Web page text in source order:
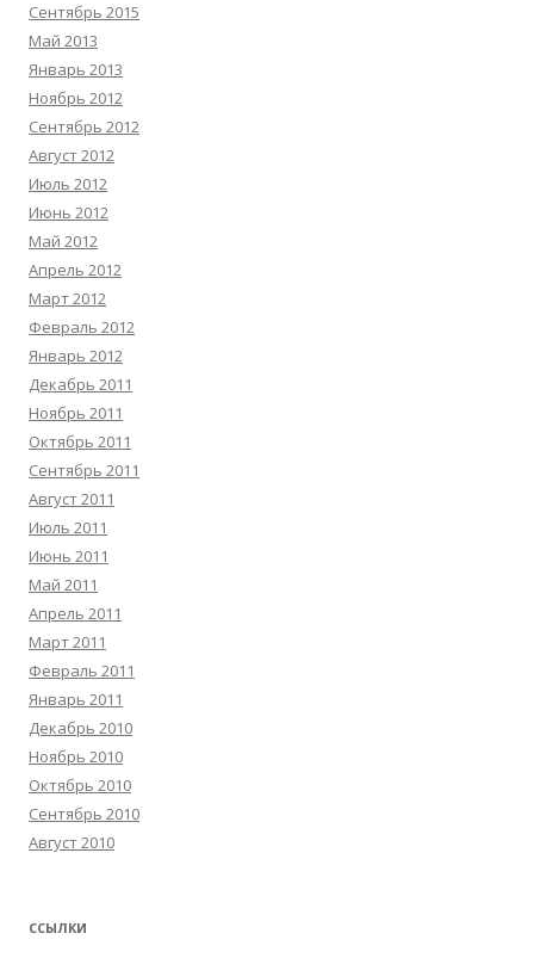
Сентябрь 2015
Май 2013
Январь 2013
Ноябрь 2012
Сентябрь 2012
Август 2012
Июль 2012
Июнь 2012
Май 2012
Апрель 2012
Март 2012
Февраль 2012
Январь 2012
Декабрь 2011
Ноябрь 2011
Октябрь 2011
Сентябрь 2011
Август 2011
Июль 2011
Июнь 2011
Май 2011
Апрель 2011
Март 2011
Февраль 2011
Январь 2011
Декабрь 2010
Ноябрь 2010
Октябрь 2010
Сентябрь 2010
Август 2010
ССЫЛКИ